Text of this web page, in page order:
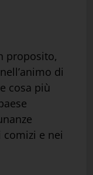
proposito,
di
cosa più
e nei